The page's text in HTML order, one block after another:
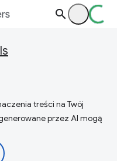
treści na Twój
przez AI mogą